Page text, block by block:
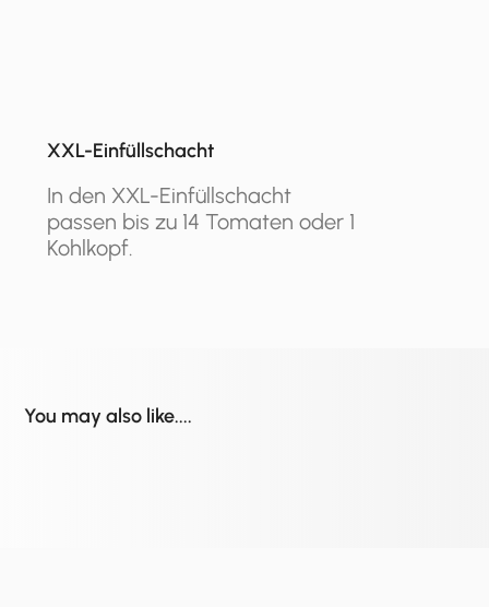
XXL-Einfüllschacht
In den XXL-Einfüllschacht
passen bis zu 14 Tomaten oder 1
Kohlkopf.
You may also like....